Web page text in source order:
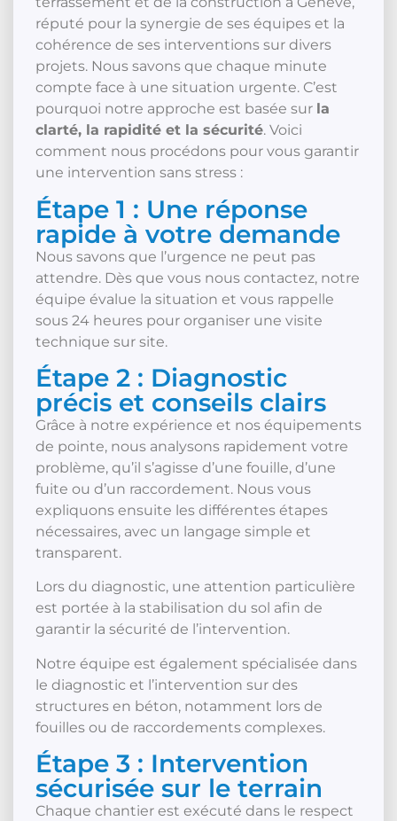
réputé pour la synergie de ses équipes et la
cohérence de ses interventions sur divers
projets. Nous savons que chaque minute
compte face à une situation urgente. C’est
pourquoi notre approche est basée sur la
clarté, la rapidité et la sécurité. Voici
comment nous procédons pour vous garantir
une intervention sans stress :
Étape 1 : Une réponse
rapide à votre demande
Nous savons que l’urgence ne peut pas
attendre. Dès que vous nous contactez, notre
équipe évalue la situation et vous rappelle
sous 24 heures pour organiser une visite
technique sur site.
Étape 2 : Diagnostic
précis et conseils clairs
Grâce à notre expérience et nos équipements
de pointe, nous analysons rapidement votre
problème, qu’il s’agisse d’une fouille, d’une
fuite ou d’un raccordement. Nous vous
expliquons ensuite les différentes étapes
nécessaires, avec un langage simple et
transparent.
Lors du diagnostic, une attention particulière
est portée à la stabilisation du sol afin de
garantir la sécurité de l’intervention.
Notre équipe est également spécialisée dans
le diagnostic et l’intervention sur des
structures en béton, notamment lors de
fouilles ou de raccordements complexes.
Étape 3 : Intervention
sécurisée sur le terrain
Chaque chantier est exécuté dans le respect